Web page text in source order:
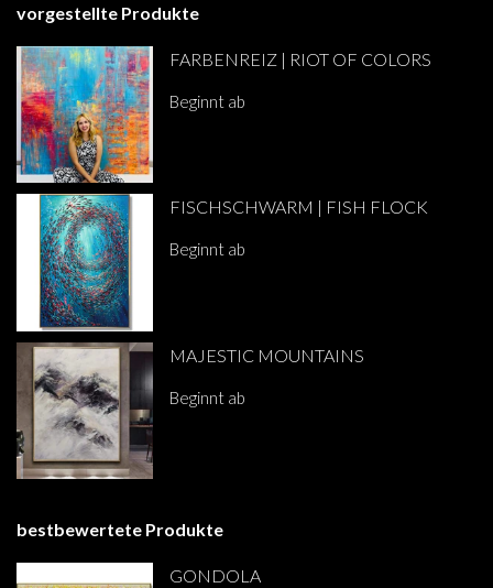
vorgestellte Produkte
FARBENREIZ | RIOT OF COLORS
Beginnt ab
FISCHSCHWARM | FISH FLOCK
Beginnt ab
MAJESTIC MOUNTAINS
Beginnt ab
bestbewertete Produkte
GONDOLA